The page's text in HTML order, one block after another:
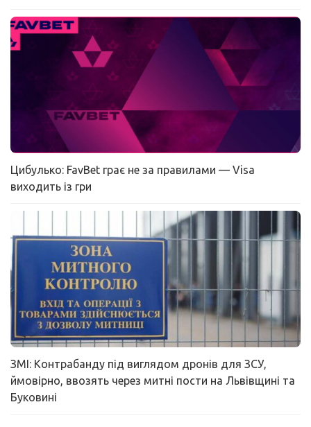
Цибулько: FavBet грає не за правилами — Visa
виходить із гри
ЗМІ: Контрабанду під виглядом дронів для ЗСУ,
ймовірно, ввозять через митні пости на Львівщині та
Буковині